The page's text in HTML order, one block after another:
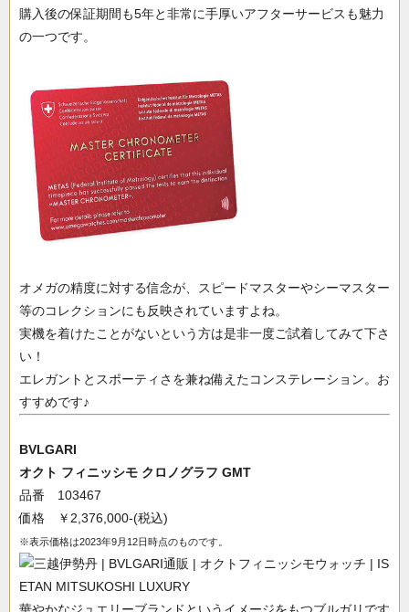
購入後の保証期間も5年と非常に手厚いアフターサービスも魅力
の一つです。
オメガの精度に対する信念が、スピードマスターやシーマスター
等のコレクションにも反映されていますよね。
実機を着けたことがないという方は是非一度ご試着してみて下さ
い！
エレガントとスポーティさを兼ね備えたコンステレーション。お
すすめです♪
BVLGARI
オクト フィニッシモ クロノグラフ GMT
品番 103467
価格 ￥2,376,000-(税込)
※表示価格は2023年9月12日時点のものです。